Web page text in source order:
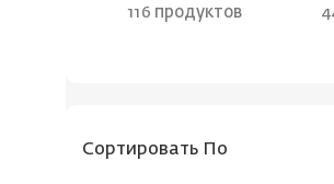
116 продуктов
Сортировать По